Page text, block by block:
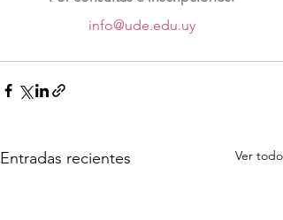
info@ude.edu.uy
Entradas recientes Ver todo